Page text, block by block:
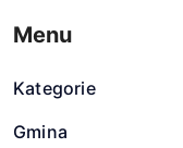
Menu
Kategorie
Gmina